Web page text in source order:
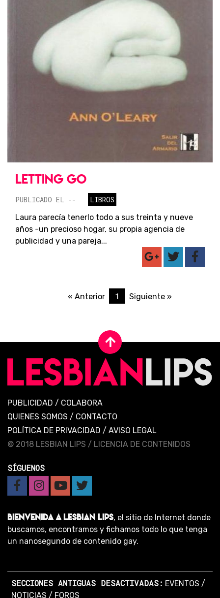
LETTING GO
PUBLICADO EL --
LIBROS
Laura parecía tenerlo todo a sus treinta y nueve
años -un precioso hogar, su propia agencia de
publicidad y una pareja...
« Anterior 1 Siguiente »
PUBLICIDAD / COLABORA
QUIENES SOMOS / CONTACTO
POLÍTICA DE PRIVACIDAD / AVISO LEGAL
© 2018 LESBIAN LIPS / LICENCIA DE CONTENIDOS
SÍGUENOS
BIENVENIDA A LESBIAN LIPS, el sitio de Internet donde
buscamos, encontramos y fichamos todo lo que tenga
un nanosegundo de contenido gay.
SECCIONES ANTIGUAS DESACTIVADAS: EVENTOS /
NOTICIAS / FOROS